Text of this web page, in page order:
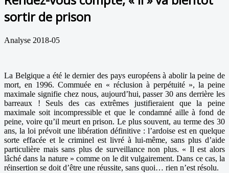
sortir de prison
Analyse 2018-05
La Belgique a été le dernier des pays européens à abolir la peine de
mort, en 1996. Commuée en « réclusion à perpétuité », la peine
maximale signifie chez nous, aujourd’hui, passer 30 ans derrière les
barreaux ! Seuls des cas extrêmes justifieraient que la peine
maximale soit incompressible et que le condamné aille à fond de
peine, voire qu’il meurt en prison. Le plus souvent, au terme des 30
ans, la loi prévoit une libération définitive : l’ardoise est en quelque
sorte effacée et le criminel est livré à lui-même, sans plus d’aide
particulière mais sans plus de surveillance non plus. « Il est alors
lâché dans la nature » comme on le dit vulgairement. Dans ce cas, la
réinsertion se doit d’être une réussite, sans quoi… rien n’est résolu.